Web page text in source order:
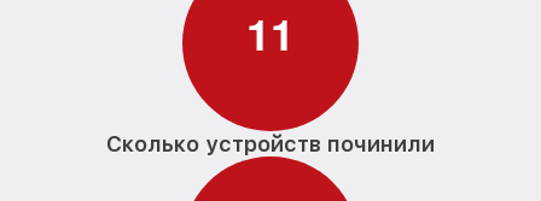
11
Сколько устройств починили